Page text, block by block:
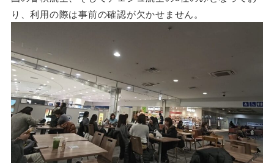
り、利用の際は事前の確認が欠かせません。